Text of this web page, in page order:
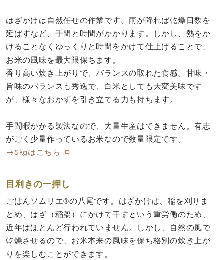
はざかけは自然任せの作業です。雨が降れば乾燥日数を
延ばすなど、手間と時間がかかります。しかし、熱をか
けることなくゆっくりと時間をかけて仕上げることで、
お米の風味を最大限保ちます。
香り高い炊き上がりで、バランスの取れた食感。甘味・
旨味のバランスも秀逸で、白米としても大変美味です
が、様々なおかずを引き立てる力も持ちます。
手間暇かかる製法なので、大量生産はできません。有志
がごく少量作っているお米なので数量限定です。
→5kgはこちら
目利きの一押し
ごはんソムリエ®の八尾です。はざかけは、稲を刈りま
とめ、はざ（稲架）にかけて干すという重労働のため、
近年はほとんど行われていません。しかし、自然の風で
乾燥させるので、お米本来の風味を保ち格別の炊き上が
りを楽しむことができます。